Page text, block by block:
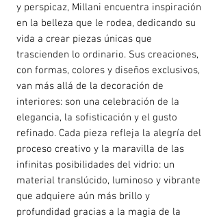
y perspicaz, Millani encuentra inspiración
en la belleza que le rodea, dedicando su
vida a crear piezas únicas que
trascienden lo ordinario. Sus creaciones,
con formas, colores y diseños exclusivos,
van más allá de la decoración de
interiores: son una celebración de la
elegancia, la sofisticación y el gusto
refinado. Cada pieza refleja la alegría del
proceso creativo y la maravilla de las
infinitas posibilidades del vidrio: un
material translúcido, luminoso y vibrante
que adquiere aún más brillo y
profundidad gracias a la magia de la